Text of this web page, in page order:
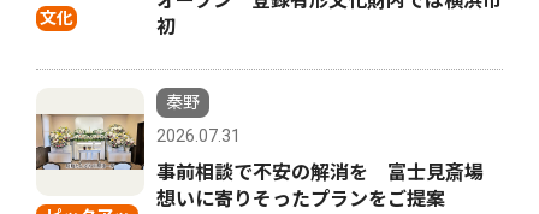
文化
初
秦野
2026.07.31
事前相談で不安の解消を 富士見斎場
想いに寄りそったプランをご提案